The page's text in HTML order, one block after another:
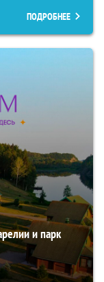
ПОДРОБНЕЕ
и парк